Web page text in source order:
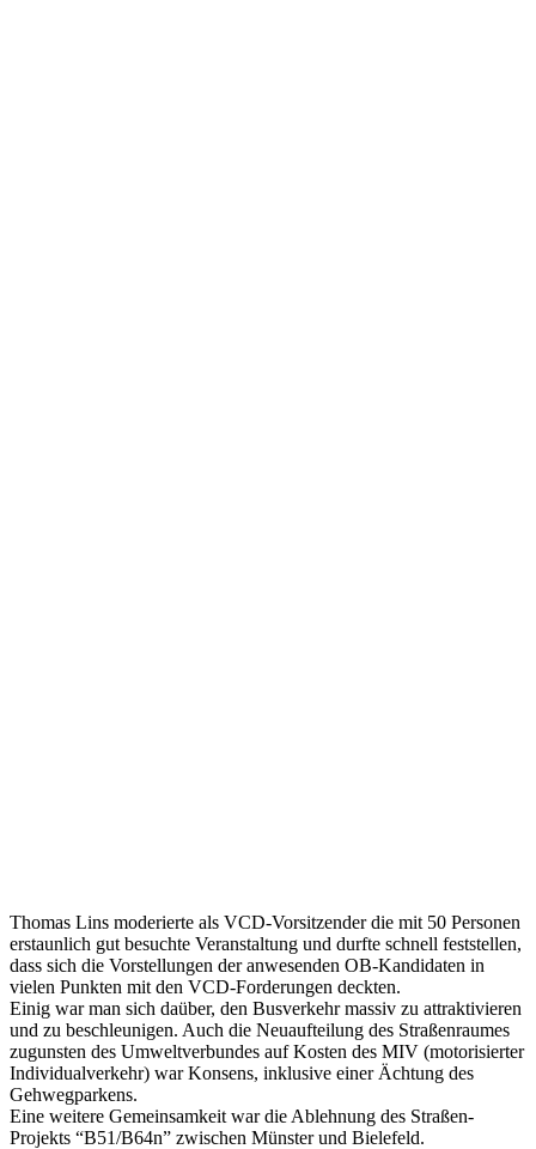
Thomas Lins moderierte als VCD-Vorsitzender die mit 50 Personen
erstaunlich gut besuchte Veranstaltung und durfte schnell feststellen,
dass sich die Vorstellungen der anwesenden OB-Kandidaten in
vielen Punkten mit den VCD-Forderungen deckten.
Einig war man sich daüber, den Busverkehr massiv zu attraktivieren
und zu beschleunigen. Auch die Neuaufteilung des Straßenraumes
zugunsten des Umweltverbundes auf Kosten des MIV (motorisierter
Individualverkehr) war Konsens, inklusive einer Ächtung des
Gehwegparkens.
Eine weitere Gemeinsamkeit war die Ablehnung des Straßen-
Projekts “B51/B64n” zwischen Münster und Bielefeld.